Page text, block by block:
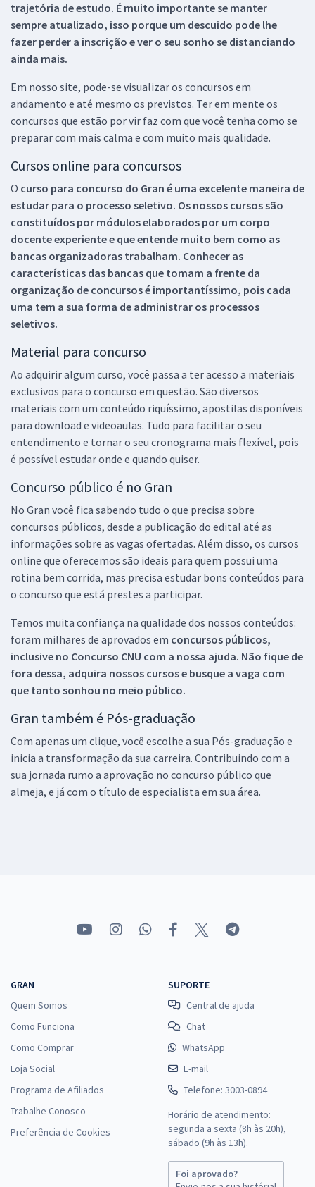
trajetória de estudo. É muito importante se manter
sempre atualizado, isso porque um descuido pode lhe
fazer perder a inscrição e ver o seu sonho se distanciando
ainda mais.
Em nosso site, pode-se visualizar os concursos em
andamento e até mesmo os previstos. Ter em mente os
concursos que estão por vir faz com que você tenha como se
preparar com mais calma e com muito mais qualidade.
Cursos online para concursos
O curso para concurso do Gran é uma excelente maneira de
estudar para o processo seletivo. Os nossos cursos são
constituídos por módulos elaborados por um corpo
docente experiente e que entende muito bem como as
bancas organizadoras trabalham. Conhecer as
características das bancas que tomam a frente da
organização de concursos é importantíssimo, pois cada
uma tem a sua forma de administrar os processos
seletivos.
Material para concurso
Ao adquirir algum curso, você passa a ter acesso a materiais
exclusivos para o concurso em questão. São diversos
materiais com um conteúdo riquíssimo, apostilas disponíveis
para download e videoaulas. Tudo para facilitar o seu
entendimento e tornar o seu cronograma mais flexível, pois
é possível estudar onde e quando quiser.
Concurso público é no Gran
No Gran você fica sabendo tudo o que precisa sobre
concursos públicos, desde a publicação do edital até as
informações sobre as vagas ofertadas. Além disso, os cursos
online que oferecemos são ideais para quem possui uma
rotina bem corrida, mas precisa estudar bons conteúdos para
o concurso que está prestes a participar.
Temos muita confiança na qualidade dos nossos conteúdos:
foram milhares de aprovados em concursos públicos,
inclusive no Concurso CNU com a nossa ajuda. Não fique de
fora dessa, adquira nossos cursos e busque a vaga com
que tanto sonhou no meio público.
Gran também é Pós-graduação
Com apenas um clique, você escolhe a sua Pós-graduação e
inicia a transformação da sua carreira. Contribuindo com a
sua jornada rumo a aprovação no concurso público que
almeja, e já com o título de especialista em sua área.
GRAN
Quem Somos
Como Funciona
Como Comprar
Loja Social
Programa de Afiliados
Trabalhe Conosco
Preferência de Cookies
SUPORTE
Central de ajuda
Chat
WhatsApp
E-mail
Telefone: 3003-0894
Horário de atendimento:
segunda a sexta (8h às 20h),
sábado (9h às 13h).
Foi aprovado?